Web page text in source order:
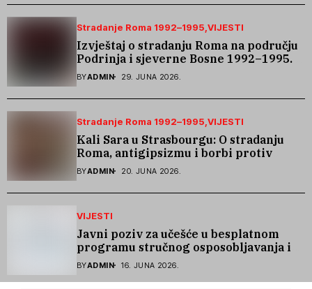
Stradanje Roma 1992–1995 VIJESTI
Izvještaj o stradanju Roma na području
Podrinja i sjeverne Bosne 1992–1995.
godine
BYADMIN 29. JUNA 2026.
Stradanje Roma 1992–1995 VIJESTI
Kali Sara u Strasbourgu: O stradanju
Roma, antigipsizmu i borbi protiv
govora mržnje
BYADMIN 20. JUNA 2026.
VIJESTI
Javni poziv za učešće u besplatnom
programu stručnog osposobljavanja i
podrške pri zapošljavanju
BYADMIN 16. JUNA 2026.